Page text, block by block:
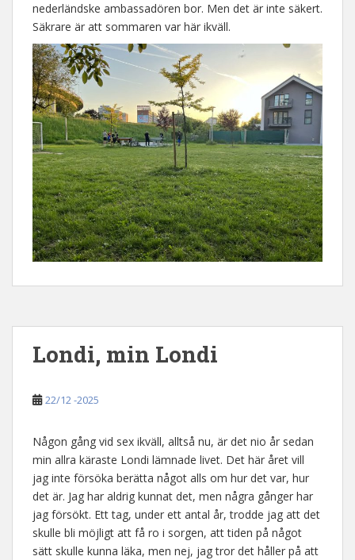
nederländske ambassadören bor. Men det är inte säkert.
Säkrare är att sommaren var här ikväll.
Londi, min Londi
22/12 -2025
Någon gång vid sex ikväll, alltså nu, är det nio år sedan
min allra käraste Londi lämnade livet. Det här året vill
jag inte försöka berätta något alls om hur det var, hur
det är. Jag har aldrig kunnat det, men några gånger har
jag försökt. Ett tag, under ett antal år, trodde jag att det
skulle bli möjligt att få ro i sorgen, att tiden på något
sätt skulle kunna läka, men nej, jag tror det håller på att